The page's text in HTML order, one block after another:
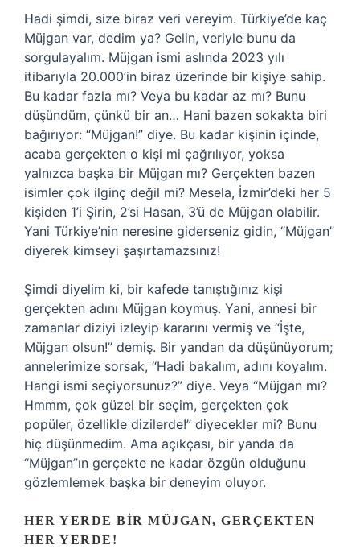
Hadi şimdi, size biraz veri vereyim. Türkiye’de kaç
Müjgan var, dedim ya? Gelin, veriyle bunu da
sorgulayalım. Müjgan ismi aslında 2023 yılı
itibarıyla 20.000’in biraz üzerinde bir kişiye sahip.
Bu kadar fazla mı? Veya bu kadar az mı? Bunu
düşündüm, çünkü bir an… Hani bazen sokakta biri
bağırıyor: “Müjgan!” diye. Bu kadar kişinin içinde,
acaba gerçekten o kişi mi çağrılıyor, yoksa
yalnızca başka bir Müjgan mı? Gerçekten bazen
isimler çok ilginç değil mi? Mesela, İzmir’deki her 5
kişiden 1’i Şirin, 2’si Hasan, 3’ü de Müjgan olabilir.
Yani Türkiye’nin neresine giderseniz gidin, “Müjgan”
diyerek kimseyi şaşırtamazsınız!
Şimdi diyelim ki, bir kafede tanıştığınız kişi
gerçekten adını Müjgan koymuş. Yani, annesi bir
zamanlar diziyi izleyip kararını vermiş ve “İşte,
Müjgan olsun!” demiş. Bir yandan da düşünüyorum;
annelerimize sorsak, “Hadi bakalım, adını koyalım.
Hangi ismi seçiyorsunuz?” diye. Veya “Müjgan mı?
Hmmm, çok güzel bir seçim, gerçekten çok
popüler, özellikle dizilerde!” diyecekler mi? Bunu
hiç düşünmedim. Ama açıkçası, bir yanda da
“Müjgan”ın gerçekte ne kadar özgün olduğunu
gözlemlemek başka bir deneyim oluyor.
HER YERDE BIR MÜJGAN, GERÇEKTEN
HER YERDE!